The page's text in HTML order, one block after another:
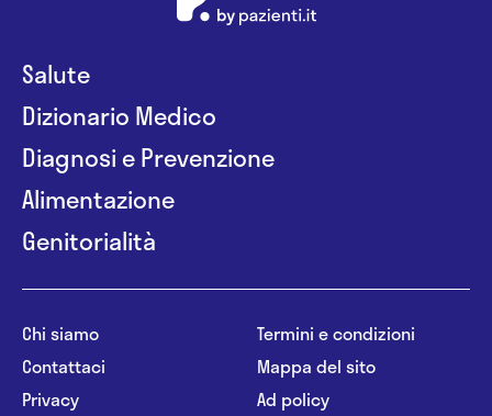
Salute
Dizionario Medico
Diagnosi e Prevenzione
Alimentazione
Genitorialità
Chi siamo
Contattaci
Privacy
Termini e condizioni
Mappa del sito
Ad policy